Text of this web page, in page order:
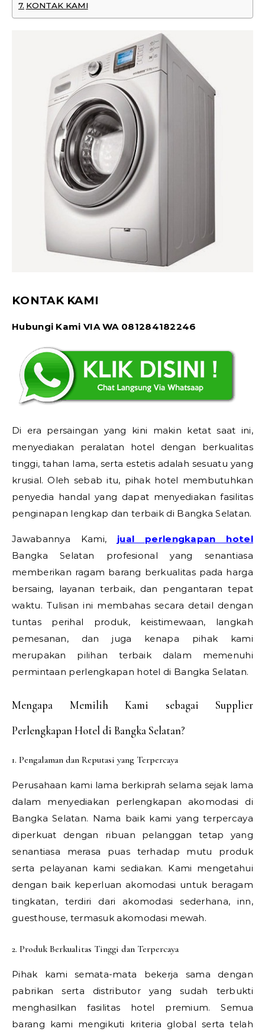
KONTAK KAMI
KONTAK KAMI
Hubungi Kami VIA WA 081284182246
Di era persaingan yang kini makin ketat saat ini,
menyediakan peralatan hotel dengan berkualitas
tinggi, tahan lama, serta estetis adalah sesuatu yang
krusial. Oleh sebab itu, pihak hotel membutuhkan
penyedia handal yang dapat menyediakan fasilitas
penginapan lengkap dan terbaik di Bangka Selatan.
Jawabannya Kami, jual perlengkapan hotel
Bangka Selatan profesional yang senantiasa
memberikan ragam barang berkualitas pada harga
bersaing, layanan terbaik, dan pengantaran tepat
waktu. Tulisan ini membahas secara detail dengan
tuntas perihal produk, keistimewaan, langkah
pemesanan, dan juga kenapa pihak kami
merupakan pilihan terbaik dalam memenuhi
permintaan perlengkapan hotel di Bangka Selatan.
Mengapa Memilih Kami sebagai Supplier
Perlengkapan Hotel di Bangka Selatan?
1. Pengalaman dan Reputasi yang Terpercaya
Perusahaan kami lama berkiprah selama sejak lama
dalam menyediakan perlengkapan akomodasi di
Bangka Selatan. Nama baik kami yang terpercaya
diperkuat dengan ribuan pelanggan tetap yang
senantiasa merasa puas terhadap mutu produk
serta pelayanan kami sediakan. Kami mengetahui
dengan baik keperluan akomodasi untuk beragam
tingkatan, terdiri dari akomodasi sederhana, inn,
guesthouse, termasuk akomodasi mewah.
2. Produk Berkualitas Tinggi dan Terpercaya
Pihak kami semata-mata bekerja sama dengan
pabrikan serta distributor yang sudah terbukti
menghasilkan fasilitas hotel premium. Semua
barang kami mengikuti kriteria global serta telah